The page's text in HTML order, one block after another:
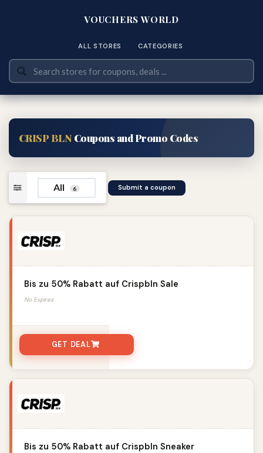
VOUCHERS WORLD
ALL STORES CATEGORIES
CRISP BLN Coupons and Promo Codes
All 6 Submit a coupon
Bis zu 50% Rabatt auf Crispbln Sale
No Expires
GET DEAL
Bis zu 50% Rabatt auf Crispbln Sneaker